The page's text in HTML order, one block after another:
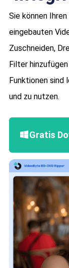
Sie können
eingebauten
Zuschneiden,
Filter
Funktionen
und zu nutzen.
Gratis